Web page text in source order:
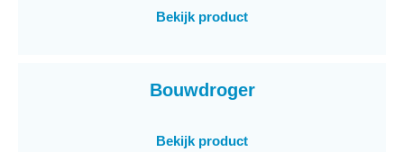
Bekijk product
Bouwdroger
Bekijk product